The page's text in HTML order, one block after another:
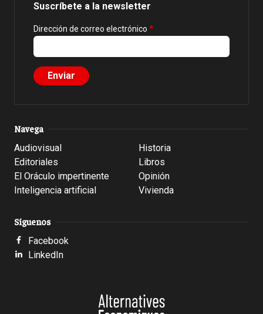
Suscríbete a la newsletter
Dirección de correo electrónico
Navega
Audiovisual
Editoriales
El Oráculo impertinente
Inteligencia artificial
Historia
Libros
Opinión
Vivienda
Síguenos
Facebook
LinkedIn